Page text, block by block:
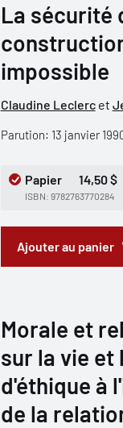
La sécurité
impossible
Claudine Leclercet
Parution: 13 janvier
Papier 14,50 $
ISBN: 9782763770284
Ajouter au panier
Morale et
sur la vie et
d'éthique à
de la